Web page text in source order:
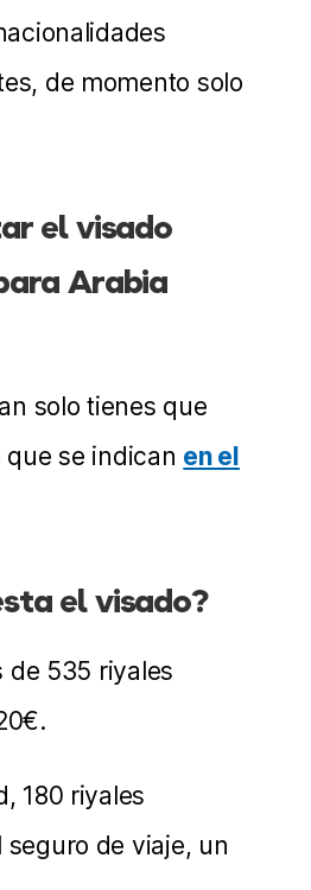
de momento solo
el visado
Arabia
solo tienes que
se indican en el
el visado?
de 535 riyales
180 riyales
de viaje, un